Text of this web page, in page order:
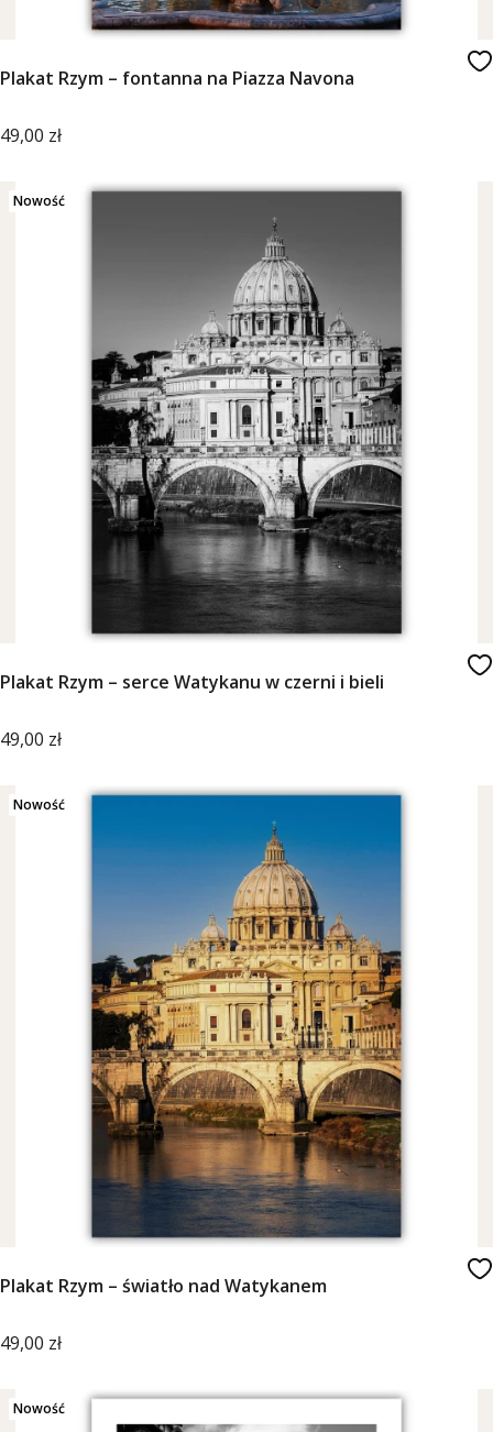
Plakat Rzym – fontanna na Piazza Navona
Cena
49,00 zł
Nowość
Plakat Rzym – serce Watykanu w czerni i bieli
Cena
49,00 zł
Nowość
Plakat Rzym – światło nad Watykanem
Cena
49,00 zł
Nowość